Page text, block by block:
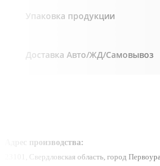
Упаковка продукции
Доставка Авто/ЖД/Самовывоз
Адрес производства:
23101, Свердловская область, город